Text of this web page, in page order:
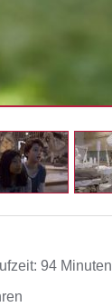
94 Minuten